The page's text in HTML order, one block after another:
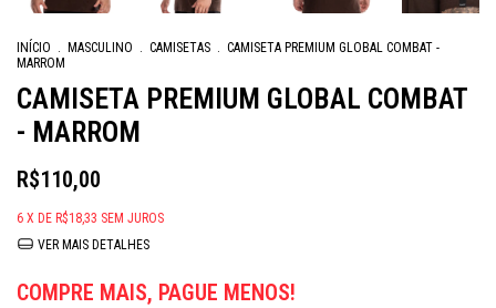
INÍCIO MASCULINO CAMISETAS
CAMISETA PREMIUM GLOBAL COMBAT -
MARROM
CAMISETA PREMIUM GLOBAL COMBAT
- MARROM
R$110,00
6 X DE R$18,33 SEM JUROS
VER MAIS DETALHES
COMPRE MAIS, PAGUE MENOS!